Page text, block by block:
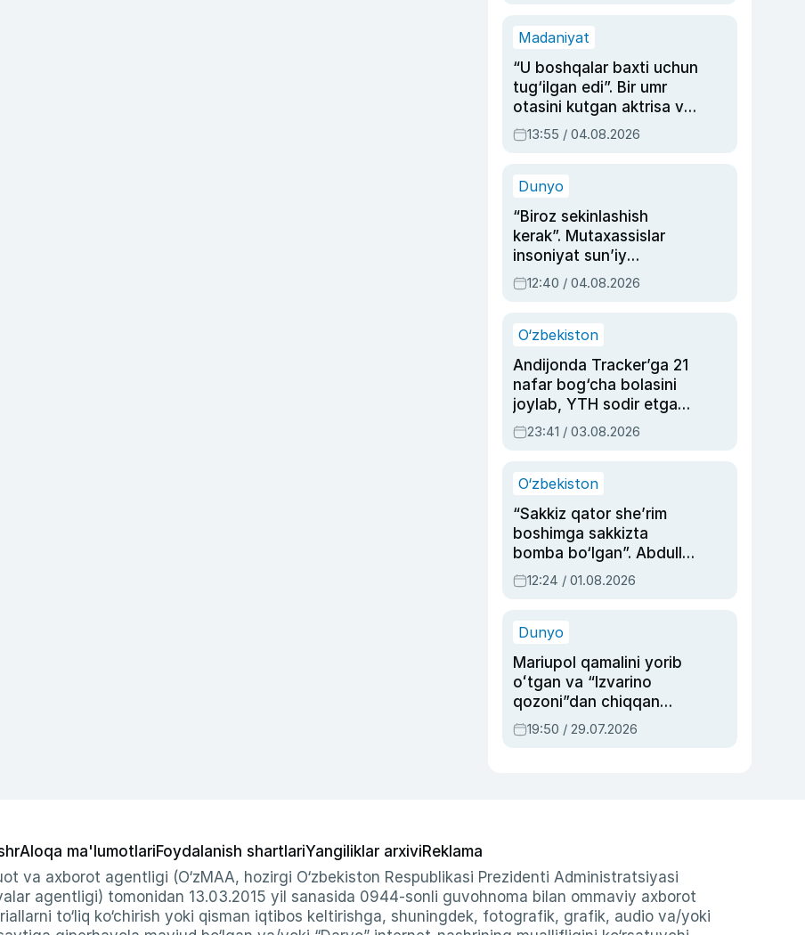
Madaniyat
“U boshqalar baxti uchun
tug‘ilgan edi”. Bir umr
otasini kutgan aktrisa va
dublyaj ustasi Rimma
Ahmedovaning
13:55 / 04.08.2026
Dunyo
“Biroz sekinlashish
kerak”. Mutaxassislar
insoniyat sun’iy
intellektni boshqara
olmay qolishidan xavotir
12:40 / 04.08.2026
O‘zbekiston
Andijonda Tracker’ga 21
nafar bog‘cha bolasini
joylab, YTH sodir etgan
ayolga sud hukmi o‘qildi
23:41 / 03.08.2026
O‘zbekiston
“Sakkiz qator she’rim
boshimga sakkizta
bomba bo‘lgan”. Abdulla
Oripovni siyosiy
ayblovlardan asrab
12:24 / 01.08.2026
Dunyo
Mariupol qamalini yorib
oʻtgan va “Izvarino
qozoni”dan chiqqan
qahramon — Ukraina
armiyasi bosh
19:50 / 29.07.2026
Aloqa ma'lumotlariFoydalanish shartlariYangiliklar arxiviReklama
va axborot agentligi (O‘zMAA, hozirgi O‘zbekiston Respublikasi Prezidenti Administratsiyasi
agentligi) tomonidan 13.03.2015 yil sanasida 0944-sonli guvohnoma bilan ommaviy axborot
to‘liq ko‘chirish yoki qisman iqtibos keltirishga, shuningdek, fotografik, grafik, audio va/yoki